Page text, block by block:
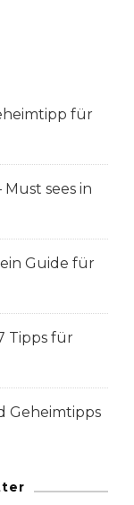
für
sees in
Guide für
Tipps für
Geheimtipps